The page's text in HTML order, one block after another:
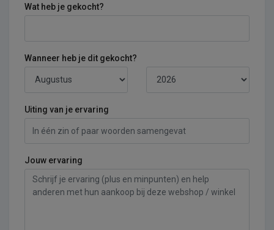
Wat heb je gekocht?
Wanneer heb je dit gekocht?
Uiting van je ervaring
Jouw ervaring